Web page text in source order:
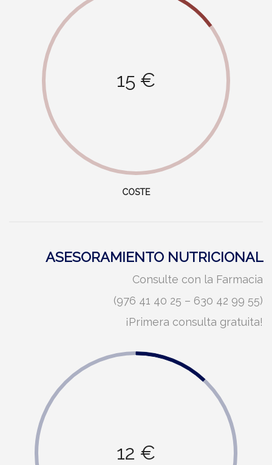
15 €
COSTE
ASESORAMIENTO NUTRICIONAL
Consulte con la Farmacia
(976 41 40 25 – 630 42 99 55)
¡Primera consulta gratuita!
12 €